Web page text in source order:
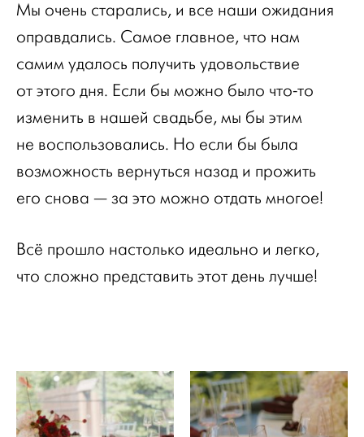
Мы очень старались, и все наши ожидания
оправдались. Самое главное, что нам
самим удалось получить удовольствие
от этого дня. Если бы можно было что-то
изменить в нашей свадьбе, мы бы этим
не воспользовались. Но если бы была
возможность вернуться назад и прожить
его снова — за это можно отдать многое!
Всё прошло настолько идеально и легко,
что сложно представить этот день лучше!